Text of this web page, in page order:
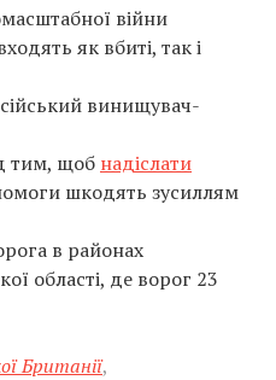
війни
як вбиті, так і
винищувач-
тим, щоб надіслати
шкодять зусиллям
в районах
області, де ворог 23
Британії,